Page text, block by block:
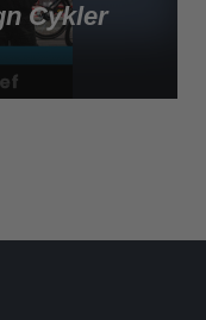
Cykler